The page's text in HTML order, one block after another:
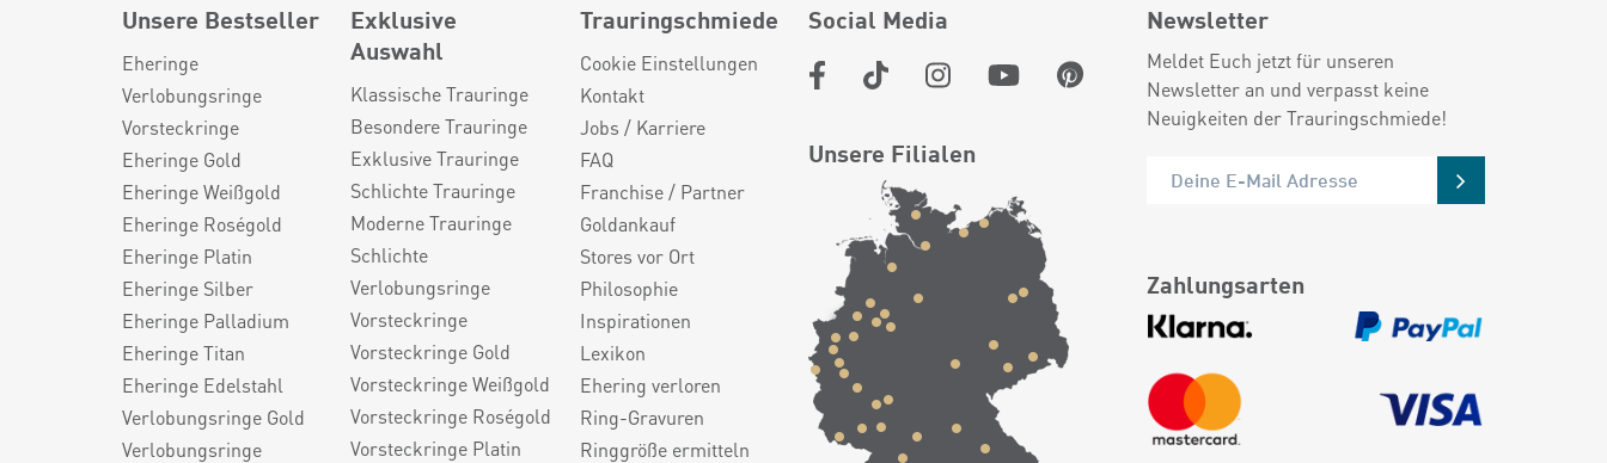
Unsere Bestseller
Eheringe
Verlobungsringe
Vorsteckringe
Eheringe Gold
Eheringe Weißgold
Eheringe Roségold
Eheringe Platin
Eheringe Silber
Eheringe Palladium
Eheringe Titan
Eheringe Edelstahl
Verlobungsringe Gold
Verlobungsringe
Exklusive
Auswahl
Klassische Trauringe
Besondere Trauringe
Exklusive Trauringe
Schlichte Trauringe
Moderne Trauringe
Schlichte
Verlobungsringe
Vorsteckringe
Vorsteckringe Gold
Vorsteckringe Weißgold
Vorsteckringe Roségold
Vorsteckringe Platin
Trauringschmiede
Cookie Einstellungen
Kontakt
Jobs / Karriere
FAQ
Franchise / Partner
Goldankauf
Stores vor Ort
Philosophie
Inspirationen
Lexikon
Ehering verloren
Ring-Gravuren
Ringgröße ermitteln
Social Media
Unsere Filialen
Newsletter
Meldet Euch jetzt für unseren
Newsletter an und verpasst keine
Neuigkeiten der Trauringschmiede!
Zahlungsarten